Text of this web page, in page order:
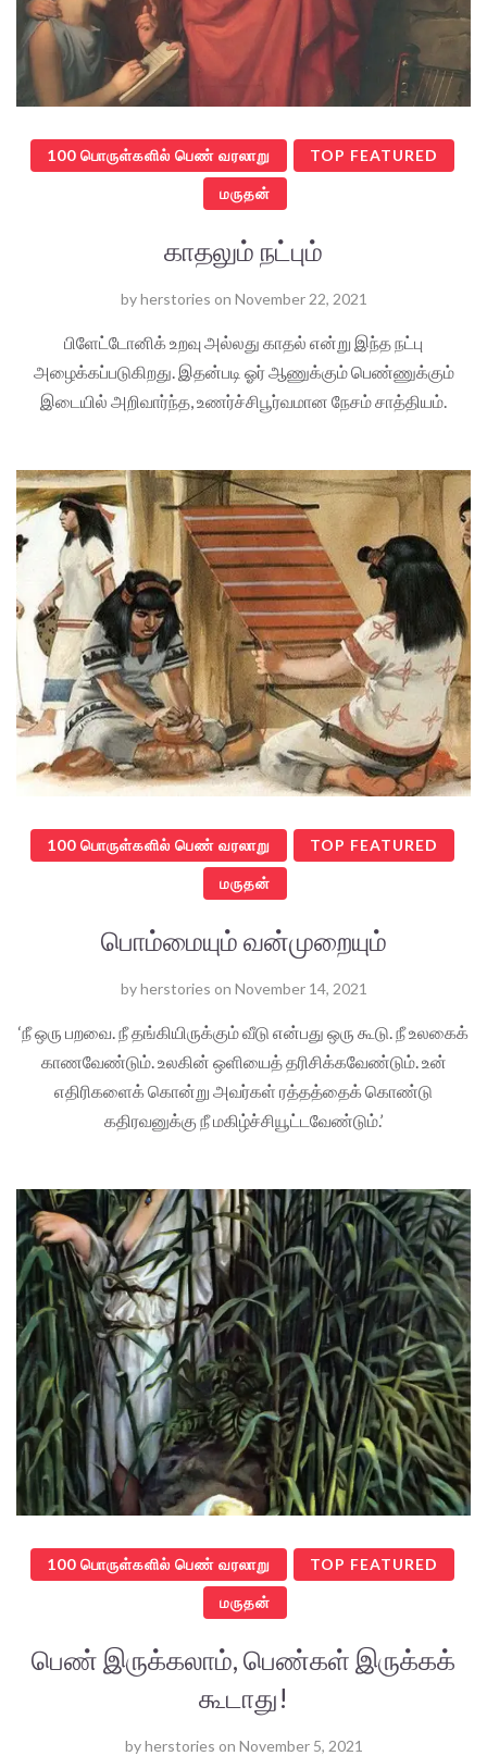
100 பொருள்களில் பெண் வரலாறு TOP FEATURED
மருதன்
காதலும் நட்பும்
byherstories on November 22, 2021
பிளேட்டோனிக் உறவு அல்லது காதல் என்று இந்த நட்பு
அழைக்கப்படுகிறது. இதன்படி ஓர் ஆணுக்கும் பெண்ணுக்கும்
இடையில் அறிவார்ந்த, உணர்ச்சிபூர்வமான நேசம் சாத்தியம்.
100 பொருள்களில் பெண் வரலாறு TOP FEATURED
மருதன்
பொம்மையும் வன்முறையும்
byherstories on November 14, 2021
‘நீ ஒரு பறவை. நீ தங்கியிருக்கும் வீடு என்பது ஒரு கூடு. நீ உலகைக்
காணவேண்டும். உலகின் ஒளியைத் தரிசிக்கவேண்டும். உன்
எதிரிகளைக் கொன்று அவர்கள் ரத்தத்தைக் கொண்டு
கதிரவனுக்கு நீ மகிழ்ச்சியூட்டவேண்டும்.’
100 பொருள்களில் பெண் வரலாறு TOP FEATURED
மருதன்
பெண் இருக்கலாம், பெண்கள் இருக்கக்
கூடாது!
byherstories on November 5, 2021